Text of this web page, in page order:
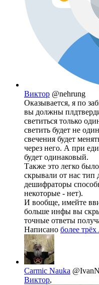
Виктор @nehrung
Оказывается, я по
вы должны
светиться только
светить будет не
свечения будет
через него. А при
будет одинаковый.
Также это легко
скрывали от нас тип
дешифраторы
некоторые - нет).
И вообще, имейте
больше инфы вы
точные ответы
Написано более трёх
Carmic Nauka
Виктор,